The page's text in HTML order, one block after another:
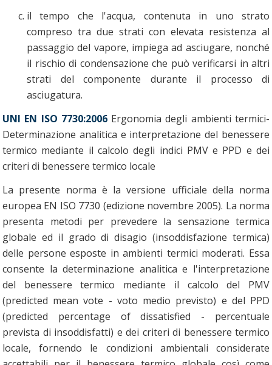
il tempo che l'acqua, contenuta in uno strato
compreso tra due strati con elevata resistenza al
passaggio del vapore, impiega ad asciugare, nonché
il rischio di condensazione che può verificarsi in altri
strati del componente durante il processo di
asciugatura.
UNI EN ISO 7730:2006 Ergonomia degli ambienti termici-
Determinazione analitica e interpretazione del benessere
termico mediante il calcolo degli indici PMV e PPD e dei
criteri di benessere termico locale
La presente norma è la versione ufficiale della norma
europea EN ISO 7730 (edizione novembre 2005). La norma
presenta metodi per prevedere la sensazione termica
globale ed il grado di disagio (insoddisfazione termica)
delle persone esposte in ambienti termici moderati. Essa
consente la determinazione analitica e l'interpretazione
del benessere termico mediante il calcolo del PMV
(predicted mean vote - voto medio previsto) e del PPD
(predicted percentage of dissatisfied - percentuale
prevista di insoddisfatti) e dei criteri di benessere termico
locale, fornendo le condizioni ambientali considerate